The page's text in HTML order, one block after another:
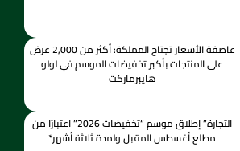
عاصفة الأسعار تجتاح المملكة: أكثر من 2,000 عرض
على المنتجات بأكبر تخفيضات الموسم في لولو
هايبرماركت
التجارة” إطلاق موسم “تخفيضات 2026” اعتبارًا من
مطلع أغسطس المقبل ولمدة ثلاثة أشهر*